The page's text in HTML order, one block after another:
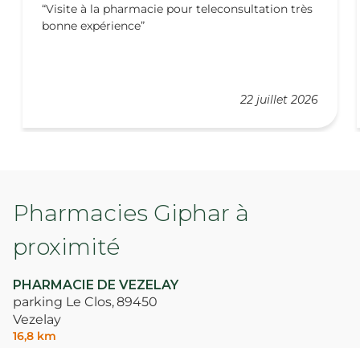
22 juillet 2026
Visite à la pharmacie pour teleconsultation très
bonne expérience
Pharmacies Giphar à
proximité
PHARMACIE DE VEZELAY
parking Le Clos,89450
Vezelay
16,8 km